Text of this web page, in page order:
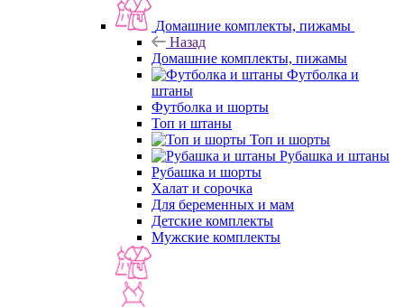
Домашние комплекты, пижамы
Назад
Домашние комплекты, пижамы
Футболка и
штаны
Футболка и шорты
Топ и штаны
Топ и шорты
Рубашка и штаны
Рубашка и шорты
Халат и сорочка
Для беременных и мам
Детские комплекты
Мужские комплекты